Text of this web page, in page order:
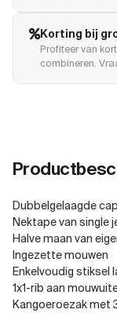
Korting bij
Profiteer van
combineren.
Dubbelgelaagde
Nektape van single
Halve maan van
Ingezette mouwen
Enkelvoudig stiksel
1x1-rib aan
Kangoeroezak met